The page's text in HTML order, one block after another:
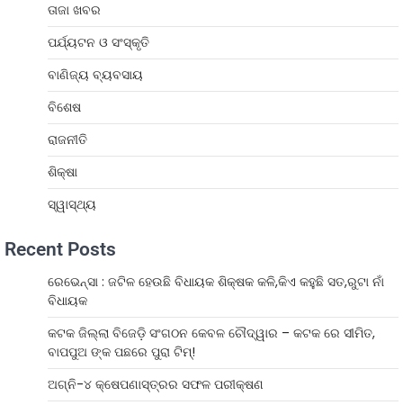
ତାଜା ଖବର
ପର୍ଯ୍ୟଟନ ଓ ସଂସ୍କୃତି
ବାଣିଜ୍ୟ ବ୍ୟବସାୟ
ବିଶେଷ
ରାଜନୀତି
ଶିକ୍ଷା
ସ୍ୱାସ୍ଥ୍ୟ
Recent Posts
ରେଭେନ୍ସା : ଜଟିଳ ହେଉଛି ବିଧାୟକ ଶିକ୍ଷକ କଳି,କିଏ କହୁଛି ସତ,ରୁଟା ନାଁ
ବିଧାୟକ
କଟକ ଜିଲ୍ଲା ବିଜେଡ଼ି ସଂଗଠନ କେବଳ ଚୌଦ୍ୱାର – କଟକ ରେ ସୀମିତ,
ବାପପୁଅ ଙ୍କ ପଛରେ ପୁରା ଟିମ୍!
ଅଗ୍ନି-୪ କ୍ଷେପଣାସ୍ତ୍ରର ସଫଳ ପରୀକ୍ଷଣ